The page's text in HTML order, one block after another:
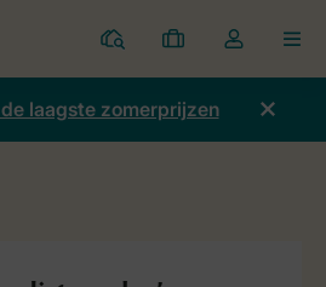
Parken
Mijn
boekingen
Open
de
dropdown
laagste zomerprijzen